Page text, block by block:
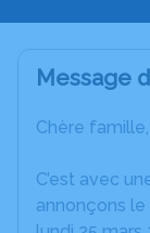
Message
Chère
C’est avec
annonçons le